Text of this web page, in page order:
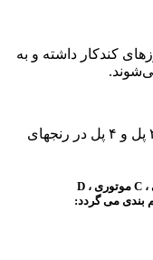
کندکار داشته و به
فیوزهای مینیاتوری در انواع 1 پل و 2 پل و ۳ پل و ۴ پل در رنجهای
فیوز مینیاتوری از نظر کاربرد به تیپ های B روشنایی ، C موتوری ، D